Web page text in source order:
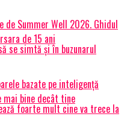
se simtă şi în buzunarul
foarte mult cine va trece la
Summer Well 2026. Ghidul
de 15 ani
bazate pe inteligență
bine decât tine